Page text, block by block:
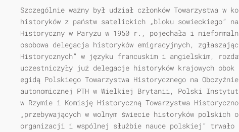
Szczególnie ważny był udział członków Towarzystwa w
historyków z państw satelickich „bloku sowieckiego” na
Historyczny w Paryżu w 1950 r., pojechała i
osobowa delegacja historyków emigracyjnych,
Historycznych” w języku francuskim i angielskim,
uczestniczyły już delegacje historyków krajowych obok
egidą Polskiego Towarzystwa Historycznego na
autonomicznej PTH w Wielkiej Brytanii, Polski
w Rzymie i Komisję Historyczną Towarzystwa
„przebywających w wolnym świecie historyków polskich
organizacji i wspólnej służbie nauce polskiej”